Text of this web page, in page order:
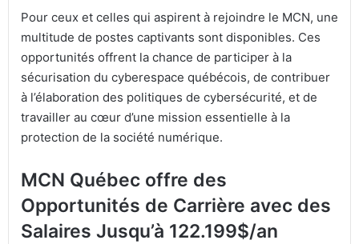
Pour ceux et celles qui aspirent à rejoindre le MCN, une
multitude de postes captivants sont disponibles. Ces
opportunités offrent la chance de participer à la
sécurisation du cyberespace québécois, de contribuer
à l’élaboration des politiques de cybersécurité, et de
travailler au cœur d’une mission essentielle à la
protection de la société numérique.
MCN Québec offre des
Opportunités de Carrière avec des
Salaires Jusqu’à 122.199$/an